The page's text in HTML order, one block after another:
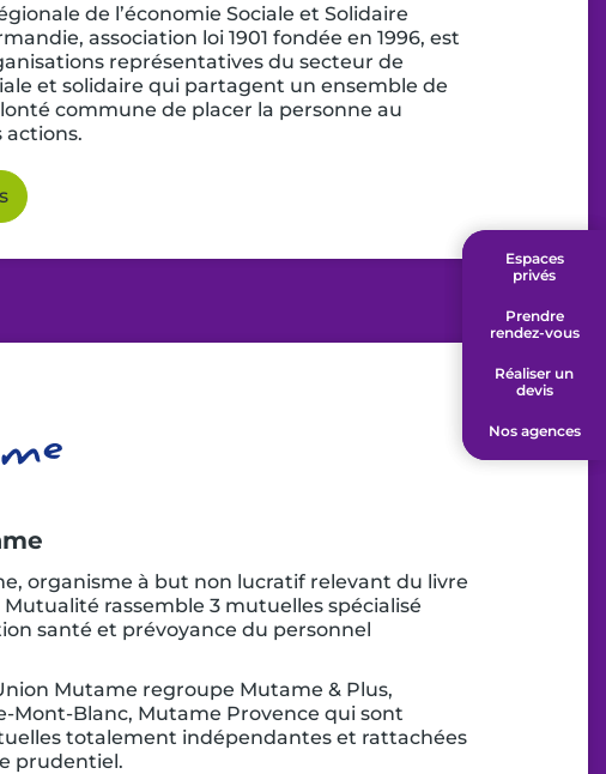
de l’économie Sociale et Solidaire
association loi 1901 fondée en 1996, est
représentatives du secteur de
et solidaire qui partagent un ensemble de
commune de placer la personne au
actions.
organisme à but non lucratif relevant du livre
Mutualité rassemble 3 mutuelles spécialisé
santé et prévoyance du personnel
Mutame regroupe Mutame & Plus,
Mont-Blanc, Mutame Provence qui sont
totalement indépendantes et rattachées
prudentiel.
Espaces
privés
Prendre
rendez-vous
Réaliser un
devis
Nos agences
Espaces
privés
Prendre
rendez-vous
Réaliser un
devis
Nos agences